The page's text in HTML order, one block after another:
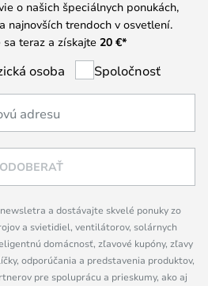
o našich špeciálnych ponukách,
najnovších trendoch v osvetlení.
teraz a získajte 20 €*
osoba Spoločnosť
ODOBERAŤ
a dostávajte skvelé ponuky zo
a svietidiel, ventilátorov, solárnych
domácnosť, zľavové kupóny, zľavy
odporúčania a predstavenia produktov,
pre spoluprácu a prieskumy, ako aj